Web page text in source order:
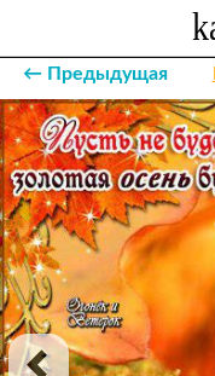
← Предыдущая